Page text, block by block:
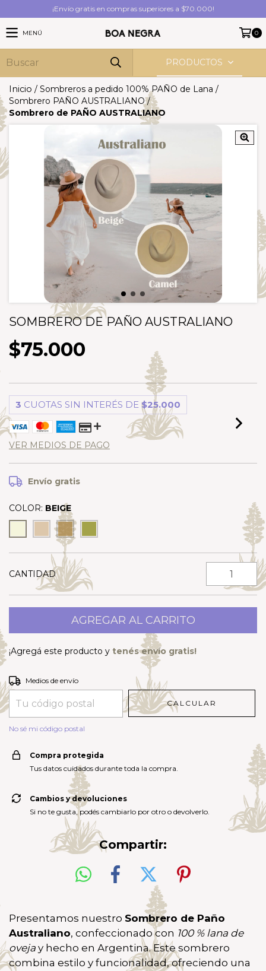
¡Envío gratis en compras superiores a $70.000!
MENÚ 0
PRODUCTOS
Inicio / Sombreros a pedido 100% PAÑO de Lana /
Sombrero PAÑO AUSTRALIANO /
Sombrero de PAÑO AUSTRALIANO
SOMBRERO DE PAÑO AUSTRALIANO
$75.000
3 CUOTAS SIN INTERÉS DE $25.000
VER MEDIOS DE PAGO
Envío gratis
COLOR: BEIGE
CANTIDAD
¡Agregá este producto y tenés envío gratis!
Entregas para el CP:
Medios de envío
CALCULAR
No sé mi código postal
Compra protegida
Tus datos cuidados durante toda la compra.
Cambios y devoluciones
Si no te gusta, podés cambiarlo por otro o devolverlo.
Compartir:
Presentamos nuestro Sombrero de Paño
Australiano, confeccionado con 100 % lana de
oveja y hecho en Argentina. Este sombrero
combina estilo y funcionalidad, ofreciendo una